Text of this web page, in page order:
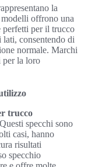
la
modelli offrono una
perfetti per il trucco
consentendo di
normale. Marchi
per la loro
trucco
specchi sono
casi, hanno
risultati
specchio